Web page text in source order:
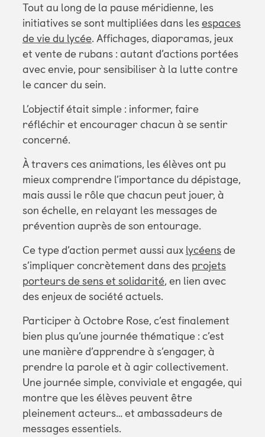
Tout au long de la pause méridienne, les
initiatives se sont multipliées dans lesespaces
de vie du lycée. Affichages, diaporamas, jeux
et vente de rubans : autant d’actions portées
avec envie, pour sensibiliser à la lutte contre
le cancer du sein.
L’objectif était simple : informer, faire
réfléchir et encourager chacun à se sentir
concerné.
À travers ces animations, les élèves ont pu
mieux comprendre l’importance du dépistage,
mais aussi le rôle que chacun peut jouer, à
son échelle, en relayant les messages de
prévention auprès de son entourage.
Ce type d’action permet aussi aux lycéensde
s’impliquer concrètement dans des projets
porteurs de sens et solidarité, en lien avec
des enjeux de société actuels.
Participer à Octobre Rose, c’est finalement
bien plus qu’une journée thématique : c’est
une manière d’apprendre à s’engager, à
prendre la parole et à agir collectivement.
Une journée simple, conviviale et engagée, qui
montre que les élèves peuvent être
pleinement acteurs… et ambassadeurs de
messages essentiels.